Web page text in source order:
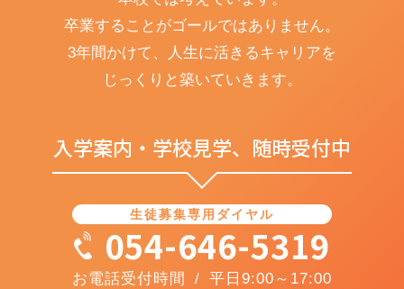
卒業することがゴールではありません。
3年間かけて、人生に活きるキャリアを
じっくりと築いていきます。
入学案内・学校見学、随時受付中
生徒募集専用ダイヤル
054-646-5319
お電話受付時間 / 平日9:00～17:00